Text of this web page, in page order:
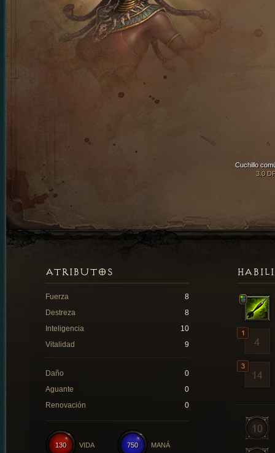
Cuchillo
3.0
ATRIBUTOS
Fuerza
8
Destreza
8
Inteligencia
10
Vitalidad
9
Daño
0
Aguante
0
Renovación
0
750 MANÁ
130 VIDA